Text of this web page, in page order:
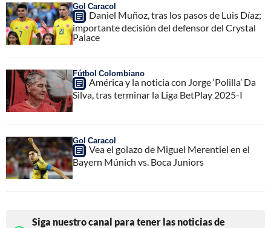
Gol Caracol
Daniel Muñoz, tras los pasos de Luis Díaz;
importante decisión del defensor del Crystal
Palace
Fútbol Colombiano
América y la noticia con Jorge ‘Polilla’ Da
Silva, tras terminar la Liga BetPlay 2025-I
Gol Caracol
Vea el golazo de Miguel Merentiel en el
Bayern Múnich vs. Boca Juniors
Siga nuestro canal para tener las noticias de